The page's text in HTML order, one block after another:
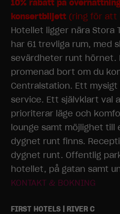
10% rabatt på
konsertbiljett (ring för att
Hotellet ligger nära Stora
har 61 trevliga rum, med
sevärdheter runt hörnet.
promenad bort om du
Centralstation. Ett
service. Ett självklart val
prioriterar läge och
lounge samt möjlighet till
dygnet runt finns.
dygnet runt. Offentlig
hotellet, på gatan samt
KONTAKT & BOKNING
FIRST HOTELS | RIVER C